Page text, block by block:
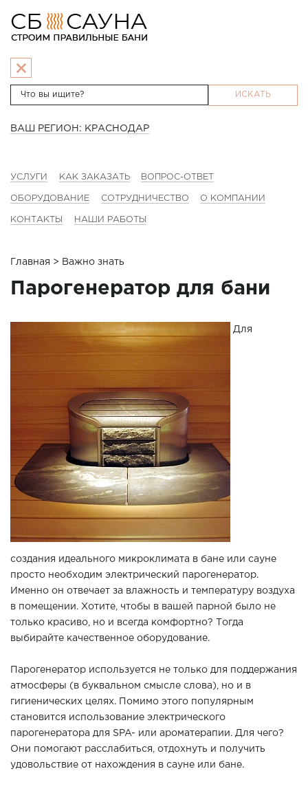
ИСКАТЬ
ВАШ РЕГИОН: КРАСНОДАР
УСЛУГИ КАК ЗАКАЗАТЬ ВОПРОС-ОТВЕТ
ОБОРУДОВАНИЕ СОТРУДНИЧЕСТВО О КОМПАНИИ
КОНТАКТЫ НАШИ РАБОТЫ
Главная > Важно знать
Парогенератор для бани
Для
создания идеального микроклимата в бане или сауне
просто необходим электрический парогенератор.
Именно он отвечает за влажность и температуру воздуха
в помещении. Хотите, чтобы в вашей парной было не
только красиво, но и всегда комфортно? Тогда
выбирайте качественное оборудование.
Парогенератор используется не только для поддержания
атмосферы (в буквальном смысле слова), но и в
гигиенических целях. Помимо этого популярным
становится использование электрического
парогенератора для SPA- или ароматерапии. Для чего?
Они помогают расслабиться, отдохнуть и получить
удовольствие от нахождения в сауне или бане.